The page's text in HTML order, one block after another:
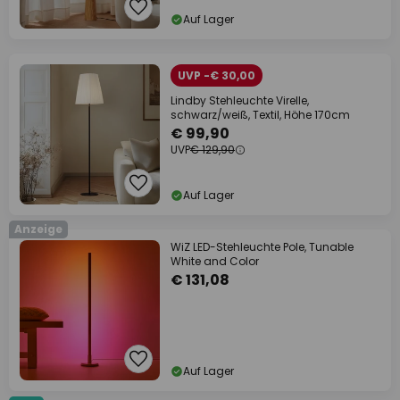
Auf Lager
UVP -€ 30,00
Lindby Stehleuchte Virelle,
schwarz/weiß, Textil, Höhe 170cm
€ 99,90
UVP€ 129,90
Auf Lager
Anzeige
WiZ LED-Stehleuchte Pole, Tunable
White and Color
€ 131,08
Auf Lager